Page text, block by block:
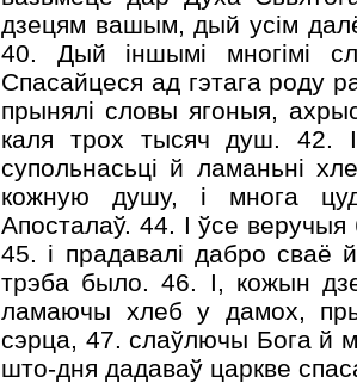
дзецям вашым, дый усім
40. Дый іншымі многімі
Спасайцеся ад гэтага роду
прынялі словы ягоныя,
каля трох тысяч душ. 42.
супольнасьці й ламаньні
кожную душу, і многа
Апосталаў. 44. I ўсе веручыя
45. і прадавалі дабро сваё й
трэба было. 46. І, кожын
ламаючы хлеб у дамох,
сэрца, 47. слаўлючы Бога й
што-дня дадаваў царкве